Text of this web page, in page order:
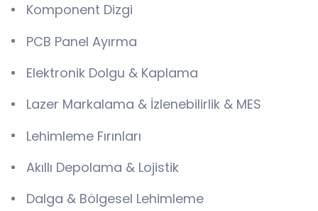
Komponent Dizgi
PCB Panel Ayırma
Elektronik Dolgu & Kaplama
Lazer Markalama & İzlenebilirlik & MES
Lehimleme Fırınları
Akıllı Depolama & Lojistik
Dalga & Bölgesel Lehimleme